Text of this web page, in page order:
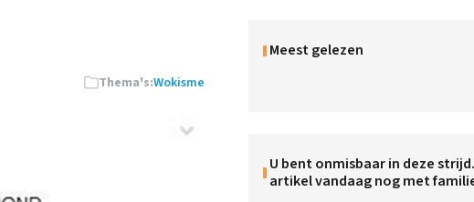
Thema's:Wokisme
Meest gelezen
U bent onmisbaar in deze
artikel vandaag nog met